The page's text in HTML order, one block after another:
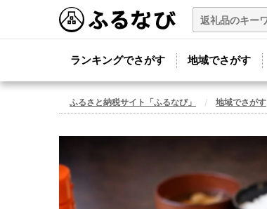
ランキングでさがす 地域でさがす
ふるさと納税サイト「ふるなび」 地域でさがす